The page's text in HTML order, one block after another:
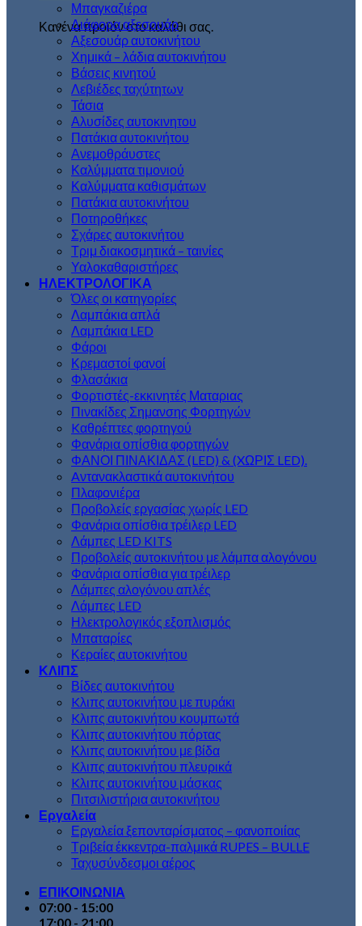
Κανένα προϊόν στο καλάθι σας.
Μπαγκαζιέρα
Διάφορα αξεσουάρ
Αξεσουάρ αυτοκινήτου
Χημικά – λάδια αυτοκινήτου
Βάσεις κινητού
Λεβιέδες ταχύτητων
Τάσια
Αλυσίδες αυτοκινητου
Πατάκια αυτοκινήτου
Ανεμοθράυστες
Καλύμματα τιμονιού
Καλύμματα καθισμάτων
Πατάκια αυτοκινήτου
Ποτηροθήκες
Σχάρες αυτοκινήτου
Τριμ διακοσμητικά – ταινίες
Υαλοκαθαριστήρες
ΗΛΕΚΤΡΟΛΟΓΙΚΑ
Όλες οι κατηγορίες
Λαμπάκια απλά
Λαμπάκια LED
Φάροι
Κρεμαστοί φανοί
Φλασάκια
Φορτιστές-εκκινητές Ματαριας
Πινακίδες Σημανσης Φορτηγών
Kαθρέπτες φορτηγού
Φανάρια οπίσθια φορτηγών
ΦΑΝΟΙ ΠΙΝΑΚΙΔΑΣ (LED) & (XΩΡΙΣ LED).
Aντανακλαστικά αυτοκινήτου
Πλαφονιέρα
Προβολείς εργασίας χωρίς LED
Φανάρια οπίσθια τρέιλερ LED
Λάμπες LED KITS
Προβολείς αυτοκινήτου με λάμπα αλογόνου
Φανάρια οπίσθια για τρέιλερ
Λάμπες αλογόνου απλές
Λάμπες LED
Ηλεκτρολογικός εξοπλισμός
Μπαταρίες
Κεραίες αυτοκινήτου
ΚΛΙΠΣ
Βίδες αυτοκινήτου
Kλιπς αυτοκινήτου με πυράκι
Kλιπς αυτοκινήτου κουμπωτά
Κλιπς αυτοκινήτου πόρτας
Κλιπς αυτοκινήτου με βίδα
Kλιπς αυτοκινήτου πλευρικά
Kλιπς αυτοκινήτου μάσκας
Πιτσιλιστήρια αυτοκινήτου
Εργαλεία
Εργαλεία ξεπονταρίσματος – φανοποιίας
Τριβεία έκκεντρα-παλμικά RUPES – BULLE
Ταχυσύνδεσμοι αέρος
ΕΠΙΚΟΙΝΩΝΙΑ
07:00 - 15:00
17:00 - 21:00